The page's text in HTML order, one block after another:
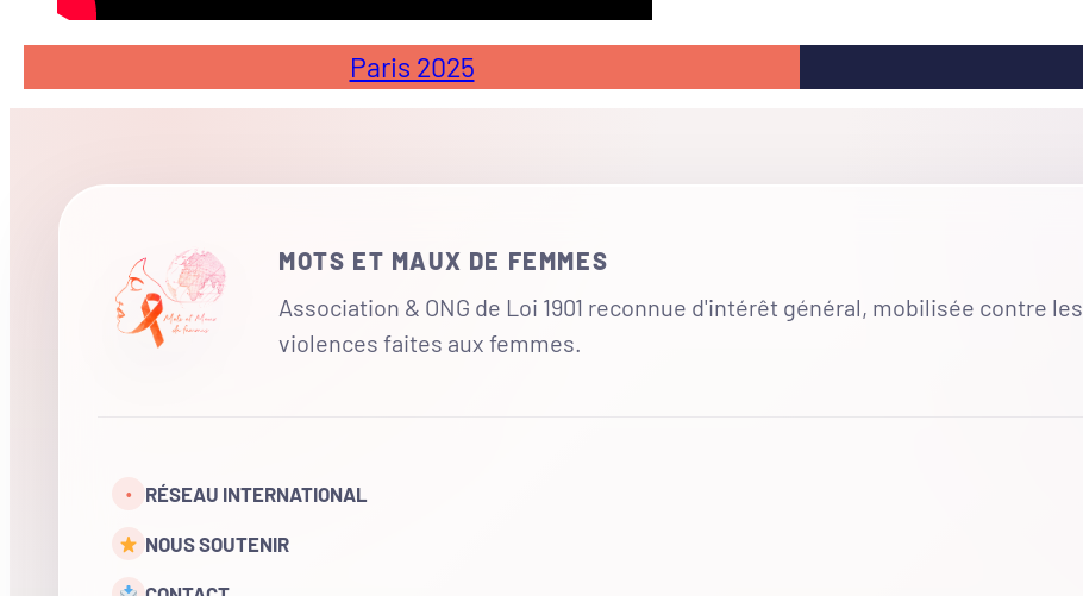
Paris 2025
MOTS ET MAUX DE FEMMES
Association & ONG de Loi 1901 reconnue d'intérêt général, mobilisée contre les
violences faites aux femmes.
• RÉSEAU INTERNATIONAL
NOUS SOUTENIR